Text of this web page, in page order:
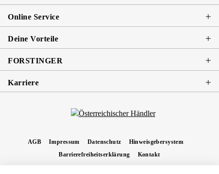
Online Service
Deine Vorteile
FORSTINGER
Karriere
AGB Impressum Datenschutz
Hinweisgebersystem
Barrierefreiheitserklärung
Kontakt